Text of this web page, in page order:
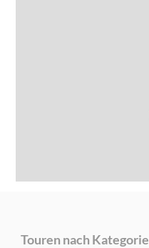
Touren nach Kategorie